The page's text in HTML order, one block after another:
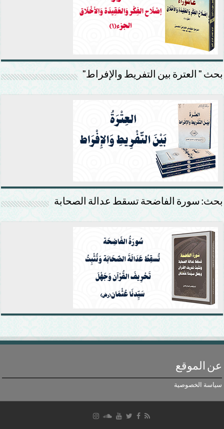
بحث ” العترة بين التفريط والإفراط”
بحث: سورة الفاضحة تسقط عدالة الصحابة
عن الموقع
سياسة الخصوصية